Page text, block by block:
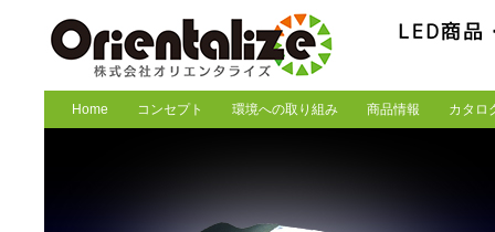
Home コンセプト 環境への取り組み 商品情報 カタロ